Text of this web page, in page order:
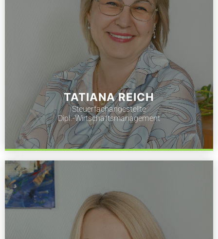
TATIANA REICH
Steuerfachangestellte
Dipl.-Wirtschaftsmanagement